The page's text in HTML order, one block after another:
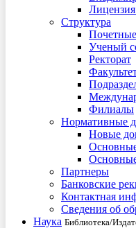
Лицензия
Структура
Ученый
Ректорат
Филиалы
Нормативные
Новые
Партнеры
Банковские
Контактная
Сведения об
Наука Библиотека/